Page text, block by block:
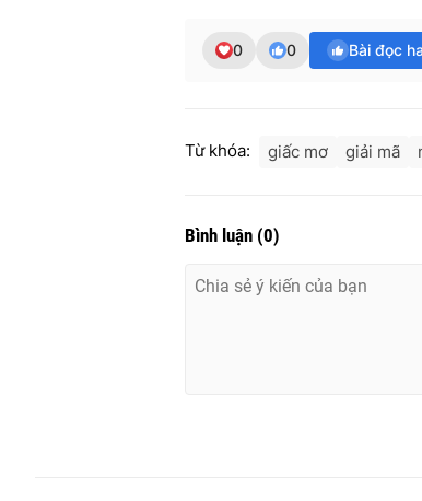
0 0 Bài đọc
Từ khóa: giấc mơ giải mã
Bình luận (0)